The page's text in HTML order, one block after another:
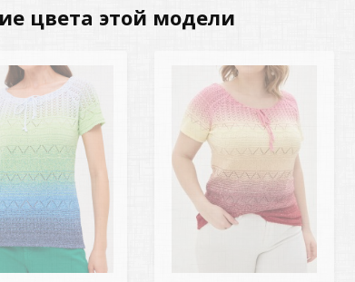
цвета этой модели